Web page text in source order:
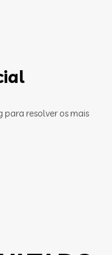
para resolver os mais